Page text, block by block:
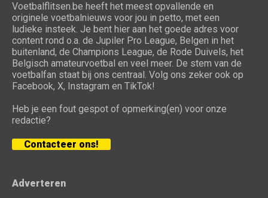
Voetbalflitsen.be heeft het meest opvallende en
originele voetbalnieuws voor jou in petto, met een
ludieke insteek. Je bent hier aan het goede adres voor
content rond o.a. de Jupiler Pro League, Belgen in het
buitenland, de Champions League, de Rode Duivels, het
Belgisch amateurvoetbal en veel meer. De stem van de
voetbalfan staat bij ons centraal. Volg ons zeker ook op
Facebook, X, Instagram en TikTok!
Heb je een fout gespot of opmerking(en) voor onze
redactie?
Contacteer ons!
Adverteren